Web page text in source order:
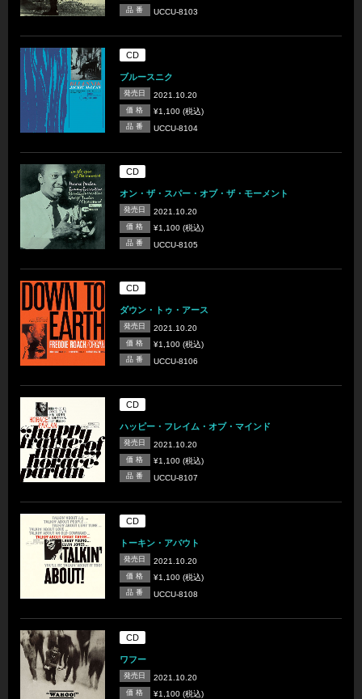
品 番 UCCU-8103
CD
ブルースニク
発売日 2021.10.20
価 格 ¥1,100 (税込)
品 番 UCCU-8104
CD
オン・ザ・スパー・オブ・ザ・モーメント
発売日 2021.10.20
価 格 ¥1,100 (税込)
品 番 UCCU-8105
CD
ダウン・トゥ・アース
発売日 2021.10.20
価 格 ¥1,100 (税込)
品 番 UCCU-8106
CD
ハッピー・フレイム・オブ・マインド
発売日 2021.10.20
価 格 ¥1,100 (税込)
品 番 UCCU-8107
CD
トーキン・アバウト
発売日 2021.10.20
価 格 ¥1,100 (税込)
品 番 UCCU-8108
CD
ワフー
発売日 2021.10.20
価 格 ¥1,100 (税込)